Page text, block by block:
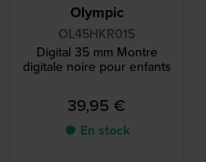
Olympic
OL45HKR015
Digital 35 mm Montre
digitale noire pour enfants
39,95 €
● En stock